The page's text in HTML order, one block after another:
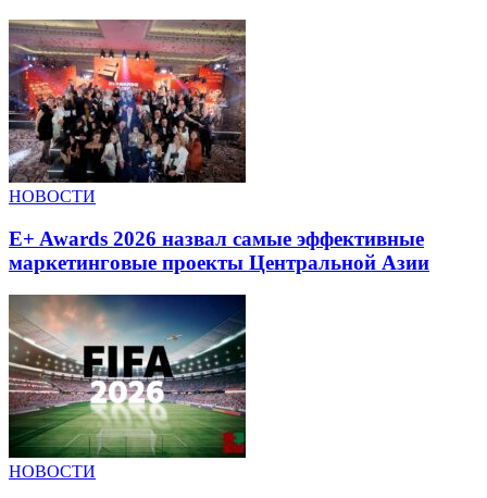
НОВОСТИ
E+ Awards 2026 назвал самые эффективные
маркетинговые проекты Центральной Азии
НОВОСТИ